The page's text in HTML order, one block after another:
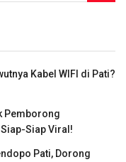
Kabel WIFI di Pati?
Pemborong
Siap Viral!
Pati, Dorong